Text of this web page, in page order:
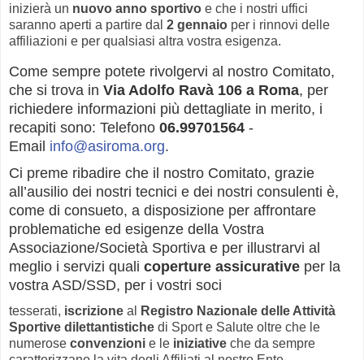
inizierà un nuovo anno sportivo e che i nostri uffici
saranno aperti a partire dal 2 gennaio per i rinnovi delle
affiliazioni e per qualsiasi altra vostra esigenza.
Come sempre potete rivolgervi al nostro Comitato,
che si trova in Via Adolfo Ravà 106 a Roma, per
richiedere informazioni più dettagliate in merito, i
recapiti sono: Telefono 06.99701564 -
Email info@asiroma.org.
Ci preme ribadire che il nostro Comitato, grazie
all’ausilio dei nostri tecnici e dei nostri consulenti è,
come di consueto, a disposizione per affrontare
problematiche ed esigenze della Vostra
Associazione/Società Sportiva e per illustrarvi al
meglio i servizi quali coperture assicurative per la
vostra ASD/SSD, per i vostri soci
tesserati, iscrizione al
Registro Nazionale delle Attività
Sportive dilettantistiche di Sport e Salute oltre che le
numerose convenzioni e le iniziative che da sempre